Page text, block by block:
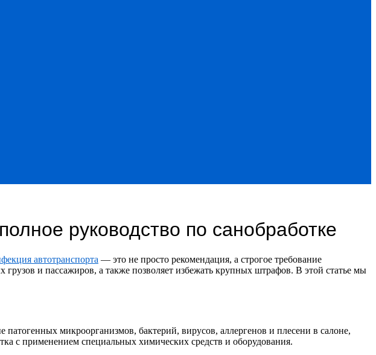
руководство по санобработке
автотранспорта — это не просто рекомендация, а строгое требование
грузов и пассажиров, а также позволяет избежать крупных штрафов. В этой статье мы
микроорганизмов, бактерий, вирусов, аллергенов и плесени в салоне,
с применением специальных химических средств и оборудования.